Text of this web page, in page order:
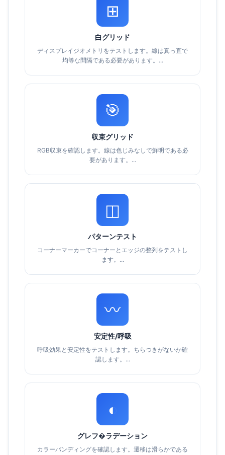
⊞
白グリッド
ディスプレイジオメトリをテストします。線は真っ直で
均等な間隔である必要があります。...
🎯
収束グリッド
RGB収束を確認します。線は色じみなしで鮮明である必
要があります。...
◫
パターンテスト
コーナーマーカーでコーナーとエッジの整列をテストし
ます。...
〰
安定性/呼吸
呼吸効果と安定性をテストします。ちらつきがないか確
認します。...
◐
グレフ�ラデーション
カラーバンディングを確認します。遷移は滑らかである